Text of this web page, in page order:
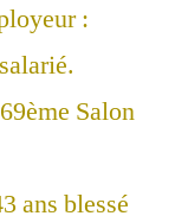
:
Salon
ans blessé